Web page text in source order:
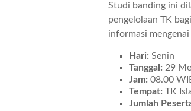
Studi banding ini
pengelolaan TK
informasi
Hari: Senin
Tanggal: 29
Jam: 08.00
Tempat: TK
Jumlah